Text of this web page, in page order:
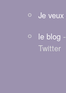
Je
le blog
Twitter